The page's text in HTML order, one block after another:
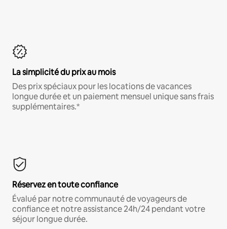
La simplicité du prix au mois
Des prix spéciaux pour les locations de vacances
longue durée et un paiement mensuel unique sans frais
supplémentaires.*
Réservez en toute confiance
Évalué par notre communauté de voyageurs de
confiance et notre assistance 24h/24 pendant votre
séjour longue durée.